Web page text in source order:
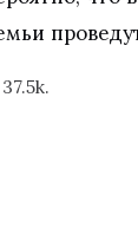
37.5k.